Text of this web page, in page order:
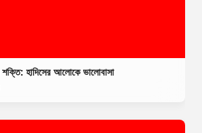
শক্তি: হাদিসের আলোকে ভালোবাসা